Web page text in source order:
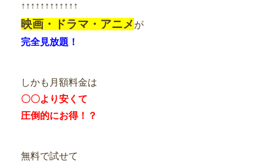
↑↑↑↑↑↑↑↑↑↑↑↑
映画・ドラマ・アニメが
完全見放題！
しかも月額料金は
〇〇より安くて
圧倒的にお得！？
無料で試せて